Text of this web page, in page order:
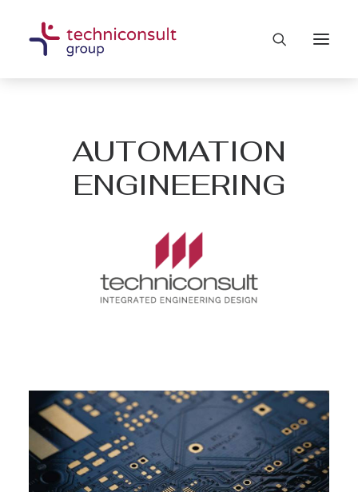
AUTOMATION
ENGINEERING